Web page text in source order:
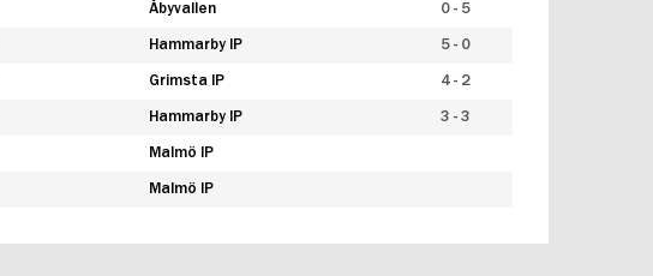
Åbyvallen 0 - 5
Hammarby IP 5 - 0
Grimsta IP 4 - 2
Hammarby IP 3 - 3
Malmö IP
Malmö IP